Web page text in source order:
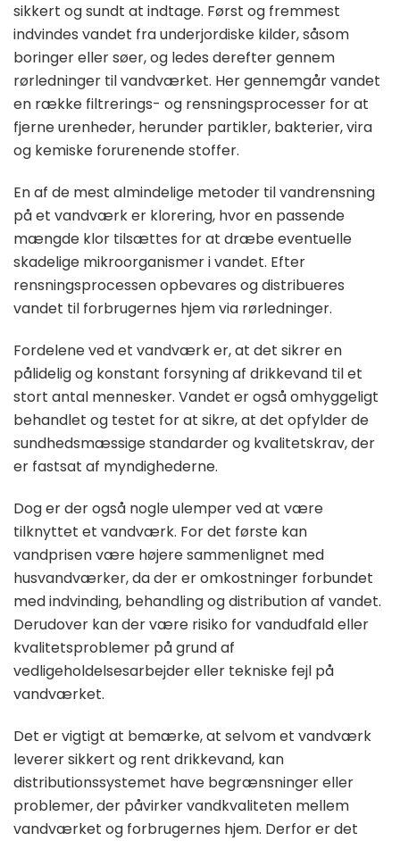
sikkert og sundt at indtage. Først og fremmest
indvindes vandet fra underjordiske kilder, såsom
boringer eller søer, og ledes derefter gennem
rørledninger til vandværket. Her gennemgår vandet
en række filtrerings- og rensningsprocesser for at
fjerne urenheder, herunder partikler, bakterier, vira
og kemiske forurenende stoffer.
En af de mest almindelige metoder til vandrensning
på et vandværk er klorering, hvor en passende
mængde klor tilsættes for at dræbe eventuelle
skadelige mikroorganismer i vandet. Efter
rensningsprocessen opbevares og distribueres
vandet til forbrugernes hjem via rørledninger.
Fordelene ved et vandværk er, at det sikrer en
pålidelig og konstant forsyning af drikkevand til et
stort antal mennesker. Vandet er også omhyggeligt
behandlet og testet for at sikre, at det opfylder de
sundhedsmæssige standarder og kvalitetskrav, der
er fastsat af myndighederne.
Dog er der også nogle ulemper ved at være
tilknyttet et vandværk. For det første kan
vandprisen være højere sammenlignet med
husvandværker, da der er omkostninger forbundet
med indvinding, behandling og distribution af vandet.
Derudover kan der være risiko for vandudfald eller
kvalitetsproblemer på grund af
vedligeholdelsesarbejder eller tekniske fejl på
vandværket.
Det er vigtigt at bemærke, at selvom et vandværk
leverer sikkert og rent drikkevand, kan
distributionssystemet have begrænsninger eller
problemer, der påvirker vandkvaliteten mellem
vandværket og forbrugernes hjem. Derfor er det